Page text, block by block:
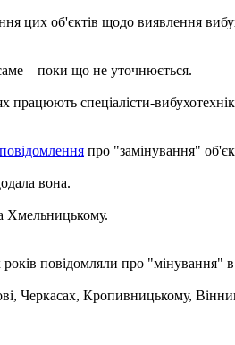
цих об'єктів щодо виявлення
– поки що не уточнюється.
працюють спеціалісти-
повідомлення про "замінування"
вона.
Хмельницькому.
років повідомляли про "мінування" в
Черкасах, Кропивницькому,